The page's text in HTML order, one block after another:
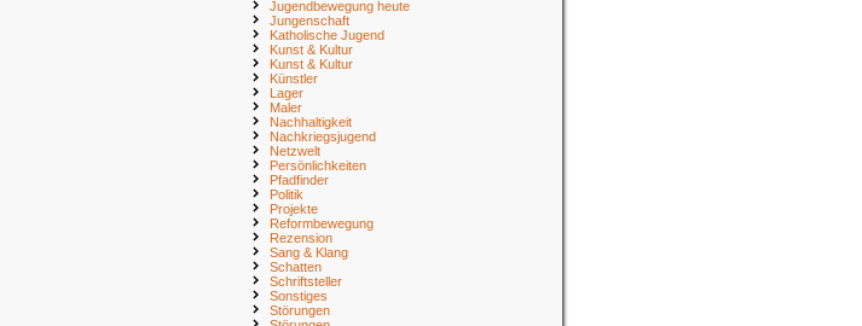
Jugendbewegung heute
Jungenschaft
Katholische Jugend
Kunst & Kultur
Kunst & Kultur
Künstler
Lager
Maler
Nachhaltigkeit
Nachkriegsjugend
Netzwelt
Persönlichkeiten
Pfadfinder
Politik
Projekte
Reformbewegung
Rezension
Sang & Klang
Schatten
Schriftsteller
Sonstiges
Störungen